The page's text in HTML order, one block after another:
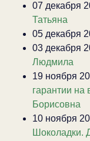
07 декабря
Татьяна
05 декабря
03 декабря
Людмила
19 ноября
гарантии
Борисовна
10 ноября
Шоколадки.